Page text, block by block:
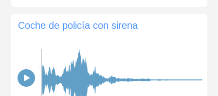
Coche de policía con sirena